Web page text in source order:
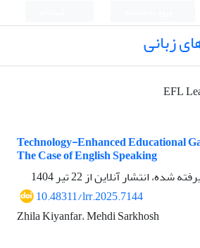
زبانی
EFL
Technology-Enhanced Educational
The Case of English Speaking
شده، انتشار آنلاین از22 تیر 1404
10.48311/lrr.2025.7144
Zhila Kiyanfar، Mehdi Sarkhosh